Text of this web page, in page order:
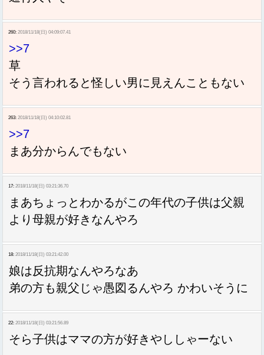
260: 2018/11/18(日) 04:09:07.41
>>7
草
そう言われると怪しい男に見えんこともない
263: 2018/11/18(日) 04:10:02.81
>>7
まあ分からんでもない
17: 2018/11/18(日) 03:21:36.70
まあちょっとわかるがこの年代の子供は父親
より母親が好きなんやろ
18: 2018/11/18(日) 03:21:42.00
娘は反抗期なんやろなあ
弟の方も親父じゃ愚図るんやろ かわいそうに
22: 2018/11/18(日) 03:21:56.89
そら子供はママの方が好きやししゃーない